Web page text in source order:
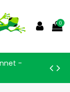
0
-